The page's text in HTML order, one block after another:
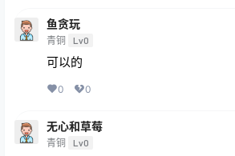
鱼贪玩
青铜 Lv0
可以的
0 0
无心和草莓
青铜 Lv0